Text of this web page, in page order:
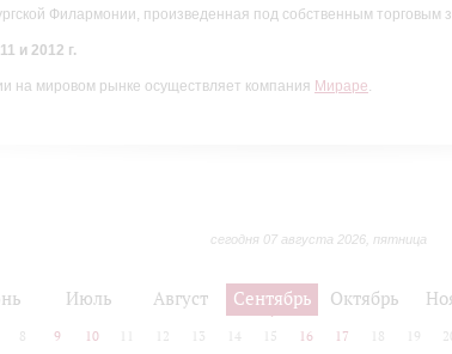
Филармонии, произведенная под собственным торговым
и 2012 г.
на мировом рынке осуществляет компания Мираре.
сегодня 07 августа 2026, пятница
Июль Август Сентябрь Октябрь
8 9 10 12 13 14 15 16 17 18 19